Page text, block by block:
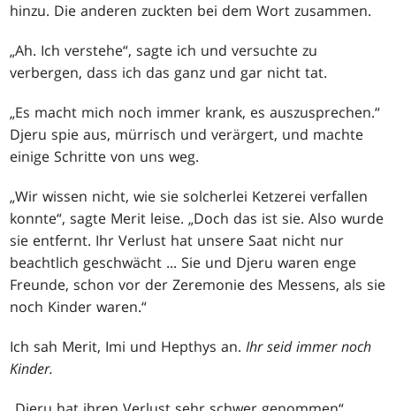
hinzu. Die anderen zuckten bei dem Wort zusammen.
„Ah. Ich verstehe“, sagte ich und versuchte zu
verbergen, dass ich das ganz und gar nicht tat.
„Es macht mich noch immer krank, es auszusprechen.“
Djeru spie aus, mürrisch und verärgert, und machte
einige Schritte von uns weg.
„Wir wissen nicht, wie sie solcherlei Ketzerei verfallen
konnte“, sagte Merit leise. „Doch das ist sie. Also wurde
sie entfernt. Ihr Verlust hat unsere Saat nicht nur
beachtlich geschwächt ... Sie und Djeru waren enge
Freunde, schon vor der Zeremonie des Messens, als sie
noch Kinder waren.“
Ich sah Merit, Imi und Hepthys an.Ihr seid immer noch
Kinder.